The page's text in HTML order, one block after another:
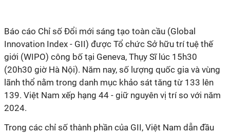
Báo cáo Chỉ số Đổi mới sáng tạo toàn cầu (Global
Innovation Index - GII) được Tổ chức Sở hữu trí tuệ thế
giới (WIPO) công bố tại Geneva, Thụy Sĩ lúc 15h30
(20h30 giờ Hà Nội). Năm nay, số lượng quốc gia và vùng
lãnh thổ nằm trong danh mục khảo sát tăng từ 133 lên
139. Việt Nam xếp hạng 44 - giữ nguyên vị trí so với năm
2024.
Trong các chỉ số thành phần của GII, Việt Nam dẫn đầu